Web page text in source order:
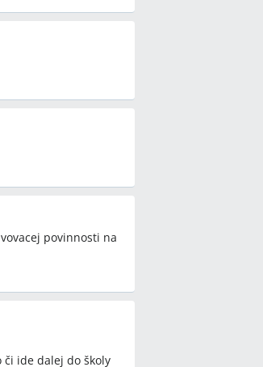
povinnosti na
ide dalej do školy